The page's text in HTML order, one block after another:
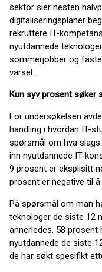
sektor sier nesten
digitaliseringsplaner
rekruttere IT-
nyutdannede
sommerjobber og
varsel.
Kun syv prosent søker
For undersøkelsen
handling i hvordan IT-
spørsmål om hva
inn nyutdannede IT-
9 prosent er eksplisitt
prosent er negative til
På spørsmål om man
teknologer de siste 12
annerledes. 58 prosent
nyutdannede de siste
de har søkt spesifikt